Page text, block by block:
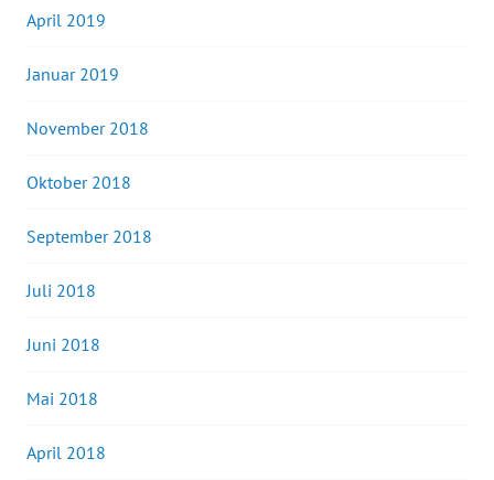
April 2019
Januar 2019
November 2018
Oktober 2018
September 2018
Juli 2018
Juni 2018
Mai 2018
April 2018